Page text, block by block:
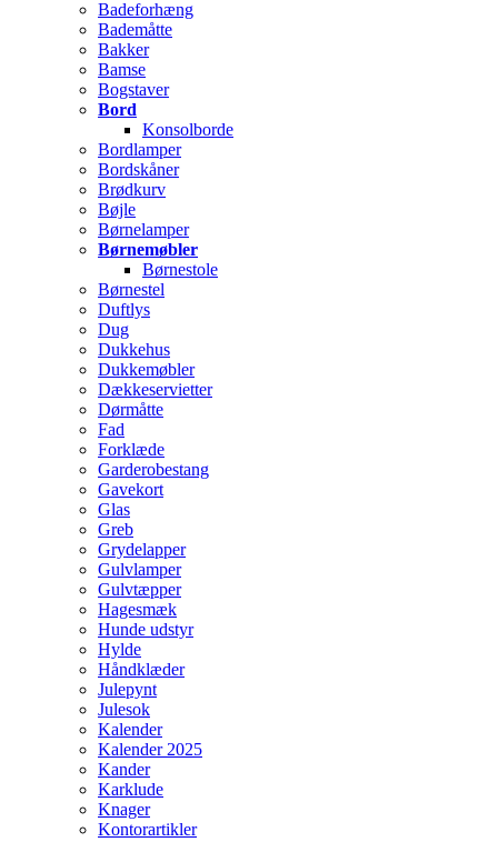
Badeforhæng
Bademåtte
Bakker
Bamse
Bogstaver
Bord
Konsolborde
Bordlamper
Bordskåner
Brødkurv
Bøjle
Børnelamper
Børnemøbler
Børnestole
Børnestel
Duftlys
Dug
Dukkehus
Dukkemøbler
Dækkeservietter
Dørmåtte
Fad
Forklæde
Garderobestang
Gavekort
Glas
Greb
Grydelapper
Gulvlamper
Gulvtæpper
Hagesmæk
Hunde udstyr
Hylde
Håndklæder
Julepynt
Julesok
Kalender
Kalender 2025
Kander
Karklude
Knager
Kontorartikler